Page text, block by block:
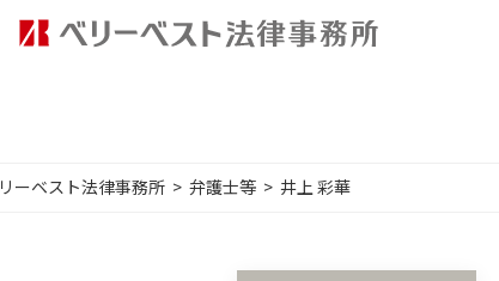
ーベスト法律事務所 弁護士等 井上 彩華